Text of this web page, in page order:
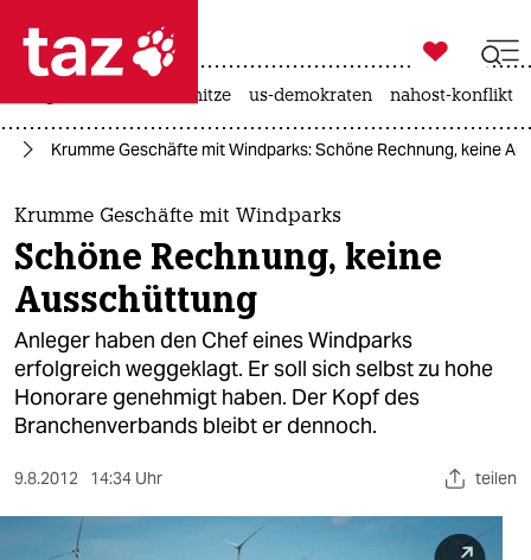
 taz zahl ich
taz zahl ich
themen
politik
öko
gesellschaft
kultur
sport
berlin

taz zahl ich
hitze us-demokraten nahost-konflikt
Krumme Geschäfte mit Windparks: Schöne Rechnung, keine
Krumme Geschäfte mit Windparks
Schöne Rechnung, keine
Ausschüttung
Anleger haben den Chef eines Windparks
erfolgreich weggeklagt. Er soll sich selbst zu hohe
Honorare genehmigt haben. Der Kopf des
Branchenverbands bleibt er dennoch.
9.8.2012 14:34 Uhr teilen